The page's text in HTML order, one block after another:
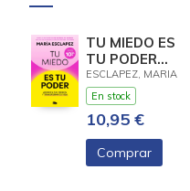
TU MIEDO ES
TU PODER
(LIMITADA)
ESCLAPEZ, MARIA
En stock
10,95 €
Comprar